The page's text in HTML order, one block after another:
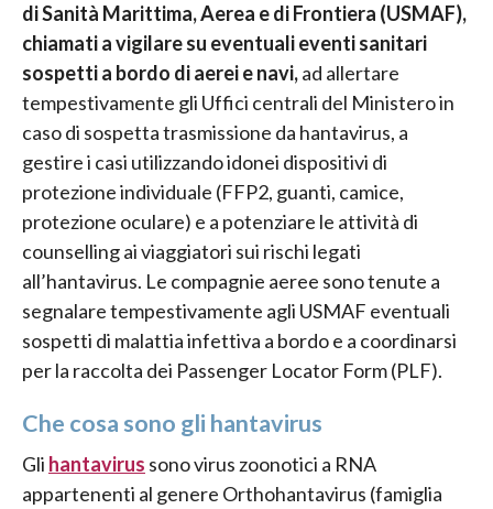
di Sanità Marittima, Aerea e di Frontiera (USMAF),
chiamati a vigilare su eventuali eventi sanitari
sospetti a bordo di aerei e navi,ad allertare
tempestivamente gli Uffici centrali del Ministero in
caso di sospetta trasmissione da hantavirus, a
gestire i casi utilizzando idonei dispositivi di
protezione individuale (FFP2, guanti, camice,
protezione oculare) e a potenziare le attività di
counselling ai viaggiatori sui rischi legati
all’hantavirus. Le compagnie aeree sono tenute a
segnalare tempestivamente agli USMAF eventuali
sospetti di malattia infettiva a bordo e a coordinarsi
per la raccolta dei Passenger Locator Form (PLF).
Che cosa sono gli hantavirus
Gli hantavirus sono virus zoonotici a RNA
appartenenti al genere Orthohantavirus (famiglia